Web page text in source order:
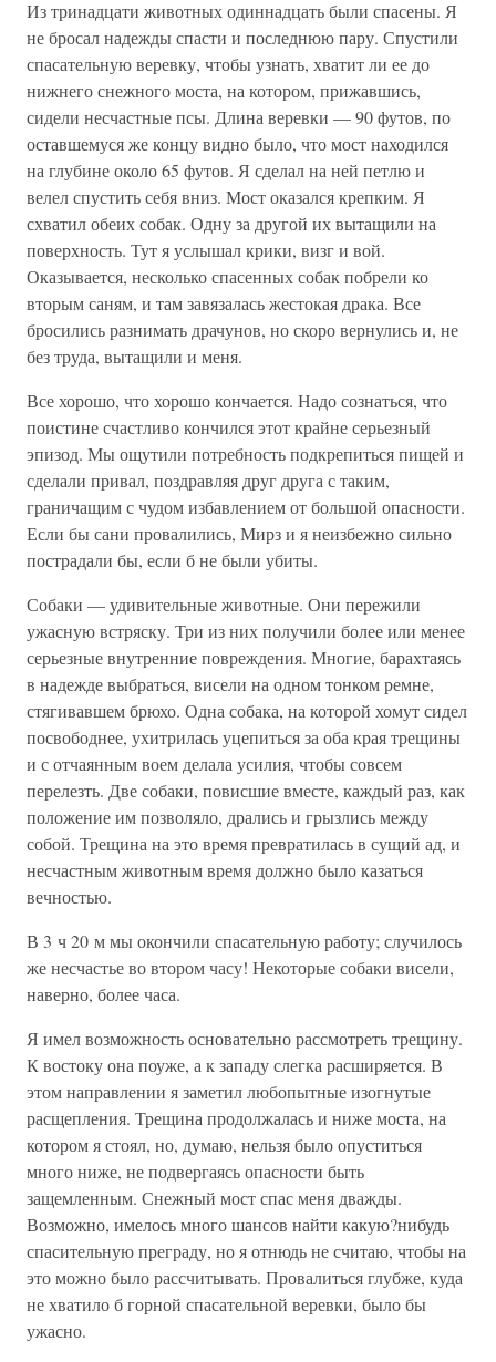
Из тринадцати животных одиннадцать были спасены. Я
не бросал надежды спасти и последнюю пару. Спустили
спасательную веревку, чтобы узнать, хватит ли ее до
нижнего снежного моста, на котором, прижавшись,
сидели несчастные псы. Длина веревки — 90 футов, по
оставшемуся же концу видно было, что мост находился
на глубине около 65 футов. Я сделал на ней петлю и
велел спустить себя вниз. Мост оказался крепким. Я
схватил обеих собак. Одну за другой их вытащили на
поверхность. Тут я услышал крики, визг и вой.
Оказывается, несколько спасенных собак побрели ко
вторым саням, и там завязалась жестокая драка. Все
бросились разнимать драчунов, но скоро вернулись и, не
без труда, вытащили и меня.
Все хорошо, что хорошо кончается. Надо сознаться, что
поистине счастливо кончился этот крайне серьезный
эпизод. Мы ощутили потребность подкрепиться пищей и
сделали привал, поздравляя друг друга с таким,
граничащим с чудом избавлением от большой опасности.
Если бы сани провалились, Мирз и я неизбежно сильно
пострадали бы, если б не были убиты.
Собаки — удивительные животные. Они пережили
ужасную встряску. Три из них получили более или менее
серьезные внутренние повреждения. Многие, барахтаясь
в надежде выбраться, висели на одном тонком ремне,
стягивавшем брюхо. Одна собака, на которой хомут сидел
посвободнее, ухитрилась уцепиться за оба края трещины
и с отчаянным воем делала усилия, чтобы совсем
перелезть. Две собаки, повисшие вместе, каждый раз, как
положение им позволяло, дрались и грызлись между
собой. Трещина на это время превратилась в сущий ад, и
несчастным животным время должно было казаться
вечностью.
В 3 ч 20 м мы окончили спасательную работу; случилось
же несчастье во втором часу! Некоторые собаки висели,
наверно, более часа.
Я имел возможность основательно рассмотреть трещину.
К востоку она поуже, а к западу слегка расширяется. В
этом направлении я заметил любопытные изогнутые
расщепления. Трещина продолжалась и ниже моста, на
котором я стоял, но, думаю, нельзя было опуститься
много ниже, не подвергаясь опасности быть
защемленным. Снежный мост спас меня дважды.
Возможно, имелось много шансов найти какую?нибудь
спасительную преграду, но я отнюдь не считаю, чтобы на
это можно было рассчитывать. Провалиться глубже, куда
не хватило б горной спасательной веревки, было бы
ужасно.